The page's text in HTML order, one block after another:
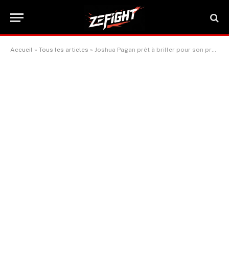
Accueil » Tous les articles » Joshua Pagan prêt à briller pour son premier concert en tête d’affiche dans sa ville natale de Grand Rapids